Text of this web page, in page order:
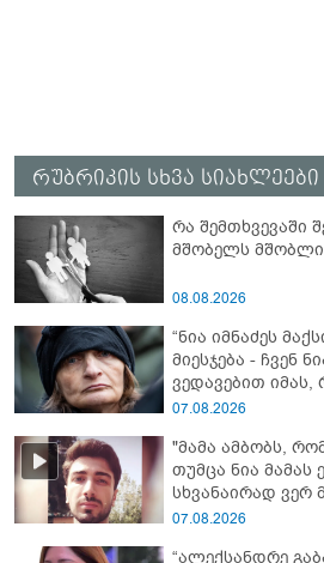
რუბრიკის სხვა სიახლეები
რა შემთხვევაში
მშობელს
08.08.2026
“ნია იმნაძეს
მიესჯება - ჩვენ
ვედავებით იმას,
მოკალი“, ეს
ავალიანის დედა
07.08.2026
"მამა ამბობს,
თუმცა ნია მამას
სხვანაირად ვერ
თანამედროვე
07.08.2026
“ალექსანდრე